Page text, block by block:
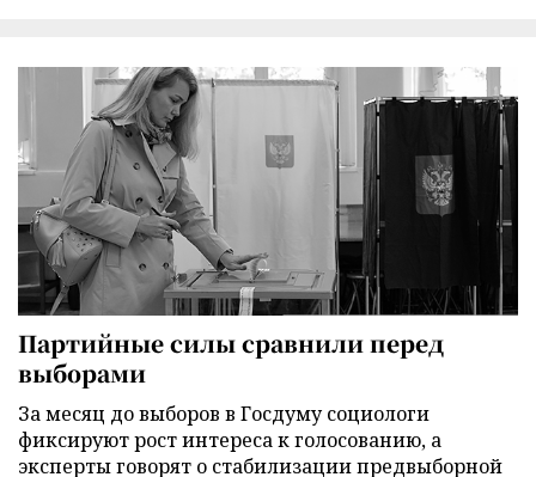
Партийные силы сравнили перед
выборами
За месяц до выборов в Госдуму социологи
фиксируют рост интереса к голосованию, а
эксперты говорят о стабилизации предвыборной